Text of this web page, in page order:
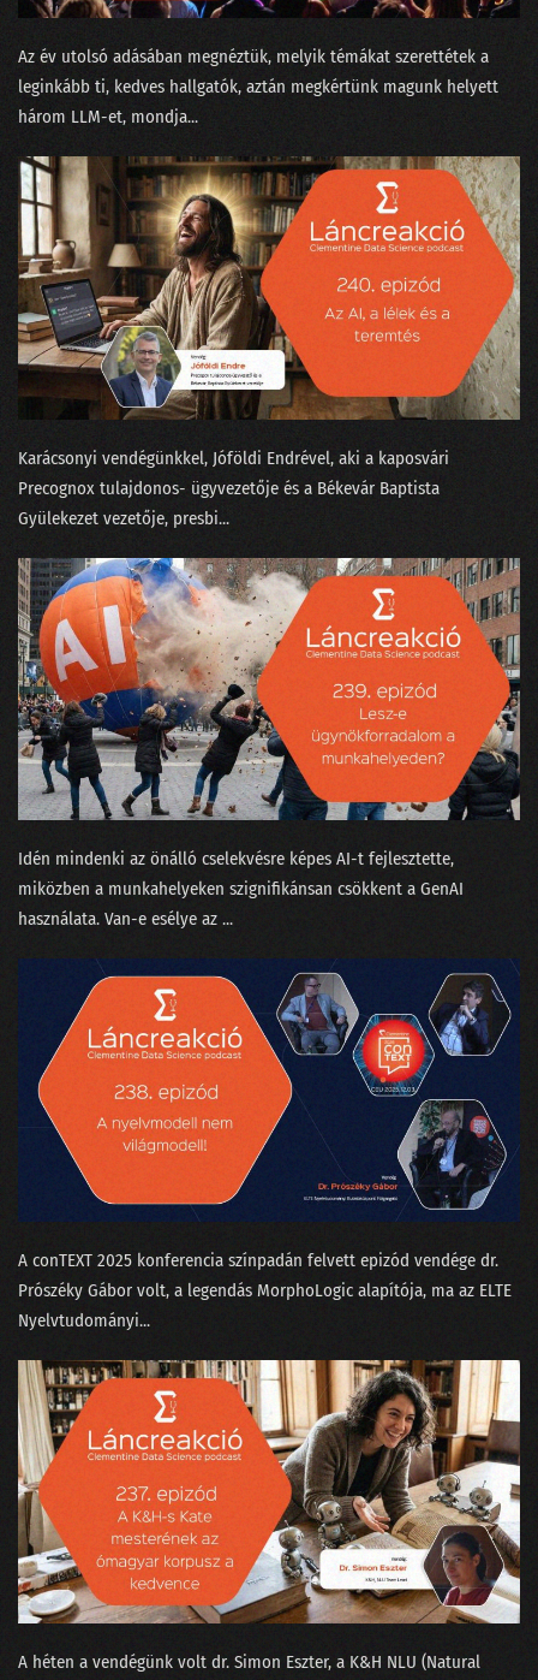
12. Nem elég robotnak lenni, annak is kell látszani!
10. Meztelenek és holtak az adattudományban
09. Transformerek a bullshit-generálás szolgálatában
08. Csokit az ikreknek, pontot a szépeknek!
07. A legpontosabb óra az, ami egy helyben áll
06. Mindenki álljon az egyik kapufa mellé!
05. Kecskét vagy Jaguárt?
04. A történetmesélő adatvizualizáció
03. Mindenki tapogat
02. Az MI üveggömbje
01. Humanoid robotok
Az év utolsó adásában megnéztük, melyik témákat szerettétek a
leginkább ti, kedves hallgatók, aztán megkértünk magunk helyett
három LLM-et, mondja...
Karácsonyi vendégünkkel, Jóföldi Endrével, aki a kaposvári
⁠Precognox⁠ tulajdonos- ügyvezetője és a Békevár Baptista
Gyülekezet⁠⁠ vezetője, presbi...
Idén mindenki az önálló cselekvésre képes AI-t fejlesztette,
miközben a munkahelyeken szignifikánsan csökkent a GenAI
használata. Van-e esélye az ...
A conTEXT 2025 konferencia színpadán felvett epizód vendége dr.
Prószéky Gábor⁠⁠ volt, a legendás MorphoLogic alapítója, ma az ELTE
Nyelvtudományi...
A héten a vendégünk volt ⁠dr. Simon Eszter,⁠ a K&H NLU (Natural